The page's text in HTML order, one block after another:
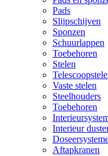
Pads
Slijpschijven
Sponzen
Schuurlappen
Toebehoren
Stelen
Vaste stelen
Steelhouders
Toebehoren
Interieur
Aftapkranen